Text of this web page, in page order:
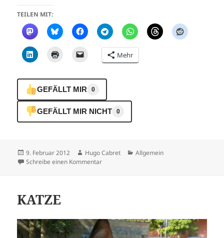
TEILEN MIT:
Mehr
GEFÄLLT MIR 0
GEFÄLLT MIR NICHT 0
Veröffentlicht
am
9. Februar 2012 Autor
Hugo Cabret Kategorien
Allgemein
Schreibe einen Kommentarzu BERCHIDA
KATZE